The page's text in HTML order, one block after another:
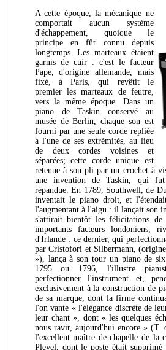
A cette époque, la mécanique ne
comportait aucun système
d'échappement, quoique le
principe en fût connu depuis
longtemps. Les marteaux étaient
garnis de cuir : c'est le facteur
Pape, d'origine allemande, mais
fixé, à Paris, qui revêtit le
premier les marteaux de feutre,
vers la même époque. Dans un
piano de Taskin conservé au
musée de Berlin, chaque son est
fourni par une seule corde repliée
à l'une de ses extrémités, au lieu
de deux cordes voisines et
séparées; cette corde unique est
retenue à son pli par un crochet à
une invention de Taskin, qui
répandue. En 1789, Southwell, de
inventait le piano droit, et
l'augmentant à l'aigu : il lançait son
s'attirait bientôt les félicitations
importants facteurs londoniens,
d'Irlande : ce dernier, qui
par Cristofori et Silbermann,
»), lança à son tour un piano de
1795 ou 1796, l'illustre
perfectionner l'instrument et,
exclusivement à la construction de
de sa marque, dont la firme
l'on vante « l'élégance discrète de
leur chant », dont « les quelques
nous ravir, aujourd'hui encore » (T.
l'excellent maître de chapelle de la
Pleyel, dont le poste était